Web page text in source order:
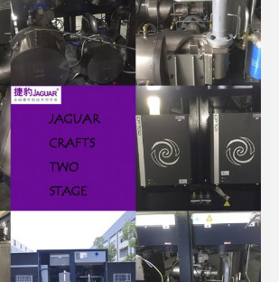
un message
rappellerons bientôt!